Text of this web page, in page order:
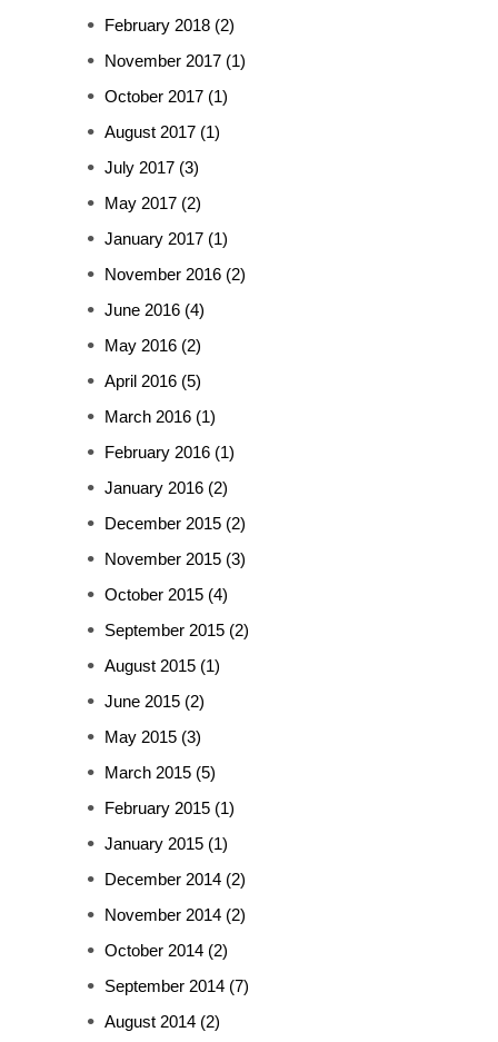
February 2018 (2)
November 2017 (1)
October 2017 (1)
August 2017 (1)
July 2017 (3)
May 2017 (2)
January 2017 (1)
November 2016 (2)
June 2016 (4)
May 2016 (2)
April 2016 (5)
March 2016 (1)
February 2016 (1)
January 2016 (2)
December 2015 (2)
November 2015 (3)
October 2015 (4)
September 2015 (2)
August 2015 (1)
June 2015 (2)
May 2015 (3)
March 2015 (5)
February 2015 (1)
January 2015 (1)
December 2014 (2)
November 2014 (2)
October 2014 (2)
September 2014 (7)
August 2014 (2)